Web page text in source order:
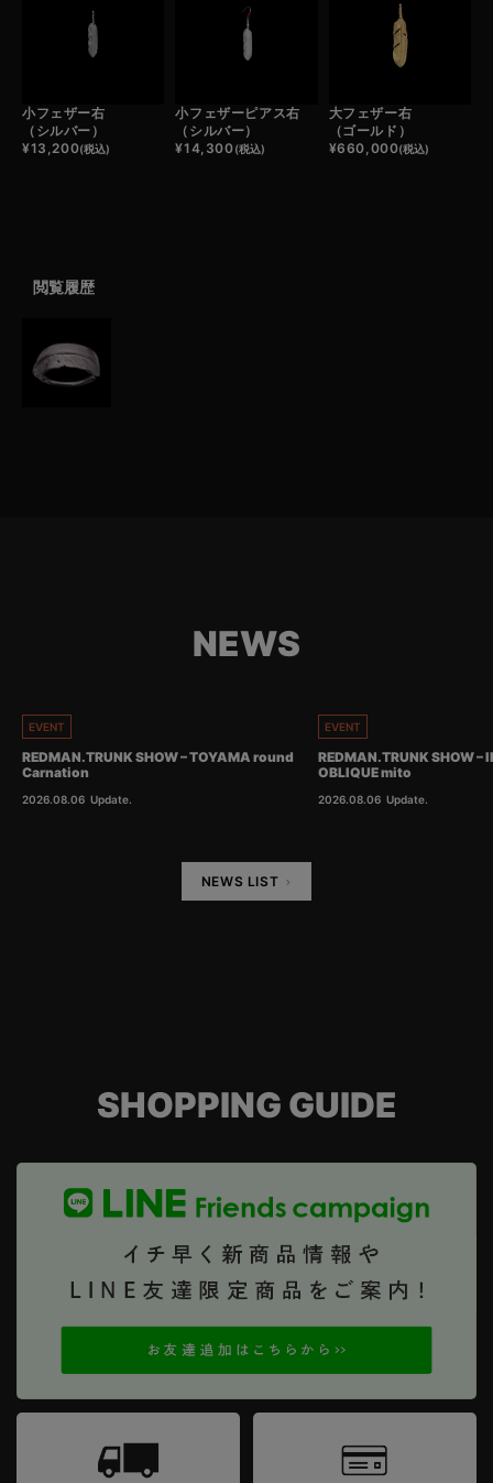
小フェザー右
（シルバー）
¥13,200(税込)
小フェザーピアス右
（シルバー）
¥14,300(税込)
大フェザー右
（ゴールド）
¥660,000(税込)
閲覧履歴
NEWS
EVENT
REDMAN.TRUNK SHOW – TOYAMA round
Carnation
2026.08.06 Update.
EVENT
REDMAN.TRUNK SHOW
OBLIQUE mito
2026.08.06 Update.
NEWS LIST
SHOPPING GUIDE